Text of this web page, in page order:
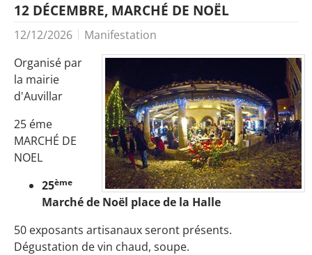
12 DÉCEMBRE, MARCHÉ DE NOËL
12/12/2026
Manifestation
Organisé par
la mairie
d'Auvillar
25 éme
MARCHÉ DE
NOEL
25ème
Marché de Noël place de la Halle
50 exposants artisanaux seront présents.
Dégustation de vin chaud, soupe.